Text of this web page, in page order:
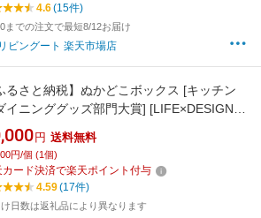
4.6(15件)
までの注文で最短8/12お届け
リビングート 楽天市場店
るさと納税】ぬかどこボックス [キッチン
イニンググッズ部門大賞] [LIFE×DESIGNア
ド ベストプレス賞] 水分を自然排出 ぬか床
キッチン用品 [Leye] 【010S348】
円 送料無料
円/個 (1個)
カード決済で楽天ポイント付与
4.59(17件)
日数は返礼品により異なります